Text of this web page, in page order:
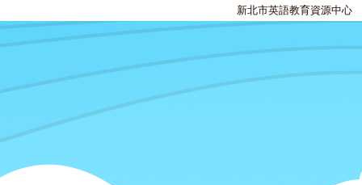
新北市英語教育資源中心